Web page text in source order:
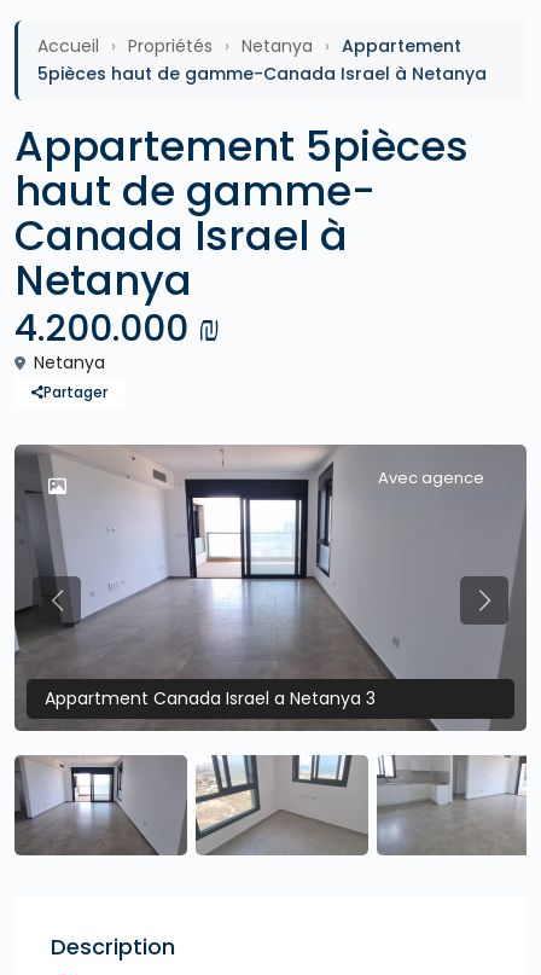
Accueil › Propriétés › Netanya › Appartement
5pièces haut de gamme-Canada Israel à Netanya
Appartement 5pièces
haut de gamme-
Canada Israel à
Netanya
4.200.000 ₪
Netanya
Partager
Avec agence
Appartment Canada Israel a Netanya 3
Previous
Description